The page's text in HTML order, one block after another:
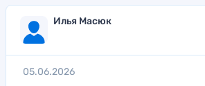
Илья Масюк
05.06.2026